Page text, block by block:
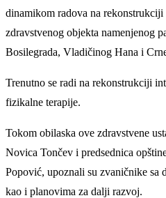
dinamikom radova na
zdravstvenog objekta namenjenog
Bosilegrada, Vladičinog Hana i
Trenutno se radi na rekonstrukciji
fizikalne terapije.
Tokom obilaska ove zdravstvene
Novica Tončev i predsednica
Popović, upoznali su zvaničnike sa
kao i planovima za dalji razvoj.